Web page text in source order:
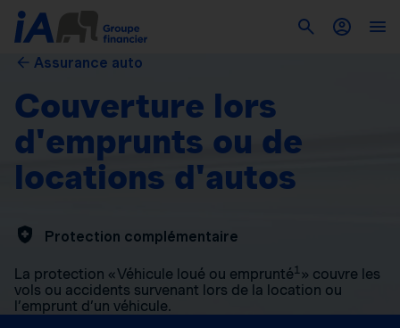
Assurance auto
Couverture lors
d'emprunts ou de
locations d'autos
Protection complémentaire
La protection « Véhicule loué ou emprunté1 » couvre les
vols ou accidents survenant lors de la location ou
l’emprunt d’un véhicule.